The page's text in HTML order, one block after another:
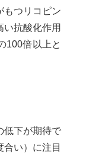
もつリコピン
抗酸化作用
100倍以上と
低下が期待で
い）に注目